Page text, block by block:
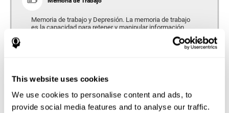
This website uses cookies
We use cookies to personalise content and ads, to
provide social media features and to analyse our traffic.
Memoria de trabajo y Depresión. La memoria de trabajo
es la capacidad para retener y manipular información
necesaria para tareas cognitivas complejas, como la
razonamiento. Los estudios sobre memoria en personas